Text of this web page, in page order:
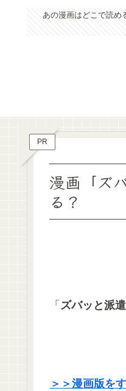
あの漫画はどこで読め
PR
漫画「ズ
る？
「 ズバッと派
＞＞漫画版を